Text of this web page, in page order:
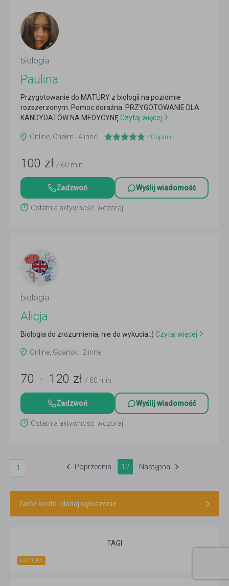
biologia
Paulina
Przygotowanie do MATURY z biologii na poziomie
rozszerzonym. Pomoc doraźna. PRZYGOTOWANIE DLA
KANDYDATÓW NA MEDYCYNĘCzytaj więcej
Online, Chełm i 4 inne 40 opinii
100 zł / 60 min
Zadzwoń Wyślij wiadomość
Ostatnia aktywność: wczoraj
biologia
Alicja
Biologia do zrozumienia, nie do wykucia :) Czytaj więcej
Online, Gdańsk i 2 inne
70 - 120 zł / 60 min
Zadzwoń Wyślij wiadomość
Ostatnia aktywność: wczoraj
Poprzednia
1 12 Następna
Załóż konto i dodaj ogłoszenie
TAGI
MATURA